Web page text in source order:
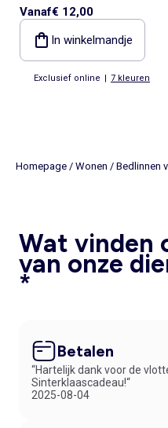
persoonsbed
Vanaf€ 12,00
In winkelmandje
Exclusief online | 7 kleuren
Homepage / Wonen / Bedlinnen
Wat vinden
van onze
*
Betalen
“Hartelijk dank voor de
Sinterklaascadeau!“
2025-08-04